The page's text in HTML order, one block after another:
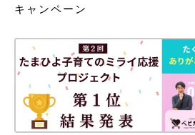
キャンペーン